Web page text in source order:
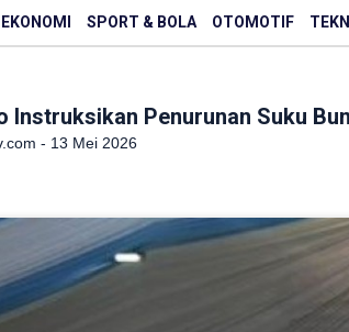
EKONOMI SPORT & BOLA OTOMOTIF
Instruksikan Penurunan Suku
- 13 Mei 2026